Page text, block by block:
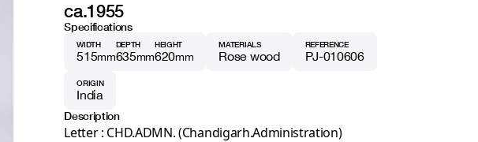
ca.1955
Specifications
WIDTH
515mm
DEPTH
635mm
HEIGHT
620mm
MATERIALS
Rose wood
REFERENCE
PJ-010606
ORIGIN
India
Description
Letter : CHD.ADMN. (Chandigarh.Administration)